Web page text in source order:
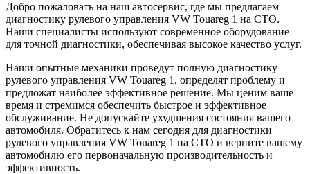
Добро пожаловать на наш автосервис, где мы предлагаем
диагностику рулевого управления VW Touareg 1 на СТО.
Наши специалисты используют современное оборудование
для точной диагностики, обеспечивая высокое качество услуг.
Наши опытные механики проведут полную диагностику
рулевого управления VW Touareg 1, определят проблему и
предложат наиболее эффективное решение. Мы ценим ваше
время и стремимся обеспечить быстрое и эффективное
обслуживание. Не допускайте ухудшения состояния вашего
автомобиля. Обратитесь к нам сегодня для диагностики
рулевого управления VW Touareg 1 на СТО и верните вашему
автомобилю его первоначальную производительность и
эффективность.